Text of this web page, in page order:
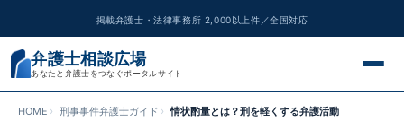
掲載弁護士・法律事務所 2,000以上件／全国対応
弁護士相談広場
あなたと弁護士をつなぐポータルサイト
交通事故
HOME 刑事事件弁護士ガイド 情状酌量とは？刑を軽くする弁護活動